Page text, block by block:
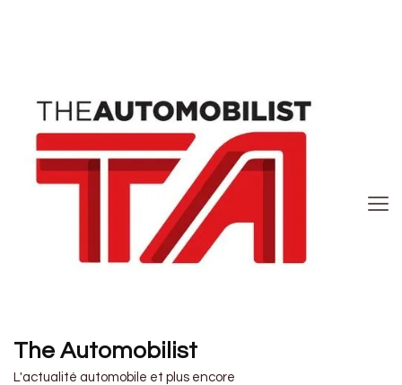
The Automobilist
L'actualité automobile et plus encore